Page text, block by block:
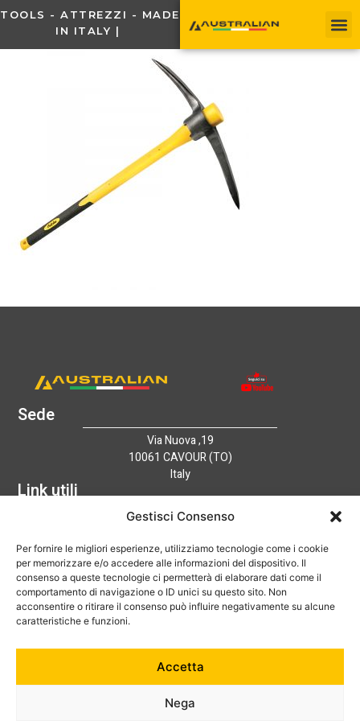
Gestisci Consenso
Per fornire le migliori esperienze, utilizziamo tecnologie come i cookie
per memorizzare e/o accedere alle informazioni del dispositivo. Il
consenso a queste tecnologie ci permetterà di elaborare dati come il
comportamento di navigazione o ID unici su questo sito. Non
acconsentire o ritirare il consenso può influire negativamente su alcune
caratteristiche e funzioni.
Accetta
Nega
TOOLS - ATTREZZI - MADE
IN ITALY |
Sede
Via Nuova ,19
10061 CAVOUR (TO)
Italy
Link utili
Home
Catalogo
Tecnologia
News
Contatti
Hai bisogno di aiuto?
+39 0121 600752
info@australian-srl.com